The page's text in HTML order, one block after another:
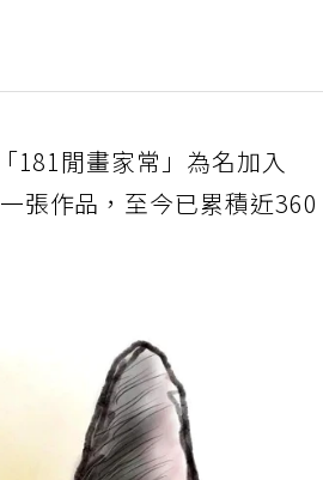
181閒畫家常」為名加入
張作品，至今已累積近360